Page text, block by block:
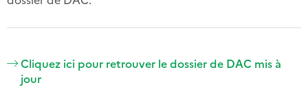
Cliquez ici pour retrouver le dossier de DAC mis à
jour